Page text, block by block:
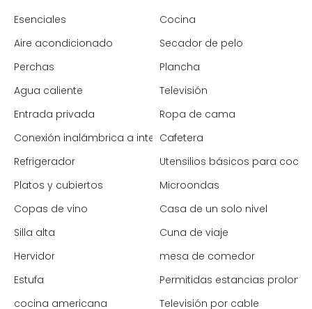
Esenciales
Cocina
Aire acondicionado
Secador de pelo
Perchas
Plancha
Agua caliente
Televisión
Entrada privada
Ropa de cama
Conexión inalámbrica a internetCafetera
Refrigerador
Utensilios básicos para
Platos y cubiertos
Microondas
Copas de vino
Casa de un solo nivel
Silla alta
Cuna de viaje
Hervidor
mesa de comedor
Estufa
Permitidas estancias
cocina americana
Televisión por cable